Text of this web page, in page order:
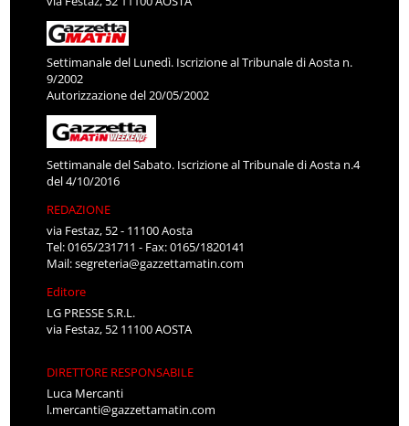
Settimanale del Lunedì. Iscrizione al Tribunale di Aosta n.
9/2002
Autorizzazione del 20/05/2002
Settimanale del Sabato. Iscrizione al Tribunale di Aosta n.4
del 4/10/2016
REDAZIONE
via Festaz, 52 - 11100 Aosta
Tel: 0165/231711 - Fax: 0165/1820141
Mail:segreteria@gazzettamatin.com
Editore
LG PRESSE S.R.L.
via Festaz, 52 11100 AOSTA
DIRETTORE RESPONSABILE
Luca Mercanti
l.mercanti@gazzettamatin.com